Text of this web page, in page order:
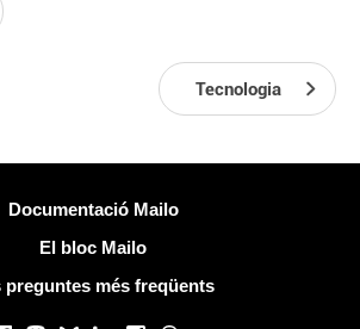
Tecnologia
Documentació Mailo
El bloc Mailo
preguntes més freqüents